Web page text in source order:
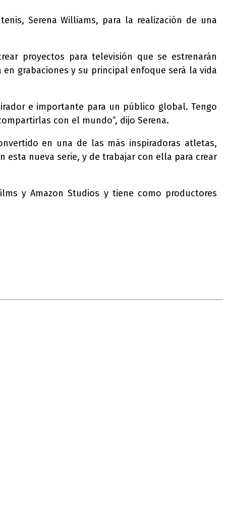
Serena Williams, para la realización de una
proyectos para televisión que se estrenarán
grabaciones y su principal enfoque será la vida
e importante para un público global. Tengo
con el mundo”, dijo Serena.
en una de las más inspiradoras atletas,
esta nueva serie, y de trabajar con ella para crear
y Amazon Studios y tiene como productores